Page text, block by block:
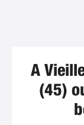
A
(45)